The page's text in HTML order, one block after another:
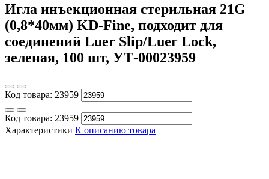
Игла инъекционная стерильная 21G
(0,8*40мм) KD-Fine, подходит для
соединений Luer Slip/Luer Lock,
зеленая, 100 шт, УТ-00023959
Код товара: 23959
Код товара: 23959
Характеристики К описанию товара